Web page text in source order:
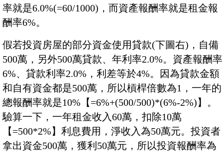
率就是6.0%(=60/1000)，而資產報酬率就是租金報
酬率6%。
假若投資房屋的部分資金使用貸款(下圖右)，自備
500萬，另外500萬貸款、年利率2.0%。資產報酬率
6%、貸款利率2.0%，利差等於4%。因為貸款金額
和自有資金都是500萬，所以槓桿倍數為1，一年的
總報酬率就是10%【=6%+(500/500)*(6%-2%)】。
驗算一下，一年租金收入60萬，扣除10萬
【=500*2%】利息費用，淨收入為50萬元。投資者
拿出資金500萬，獲利50萬元，所以投資報酬率為